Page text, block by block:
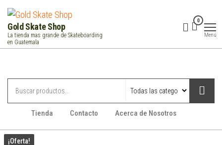
Saltar
contenido
Gold Skate Shop
La tienda mas grande de Skateboarding
en Guatemala
0
Menú
Tienda Contacto Acerca de Nosotros
¡Oferta!